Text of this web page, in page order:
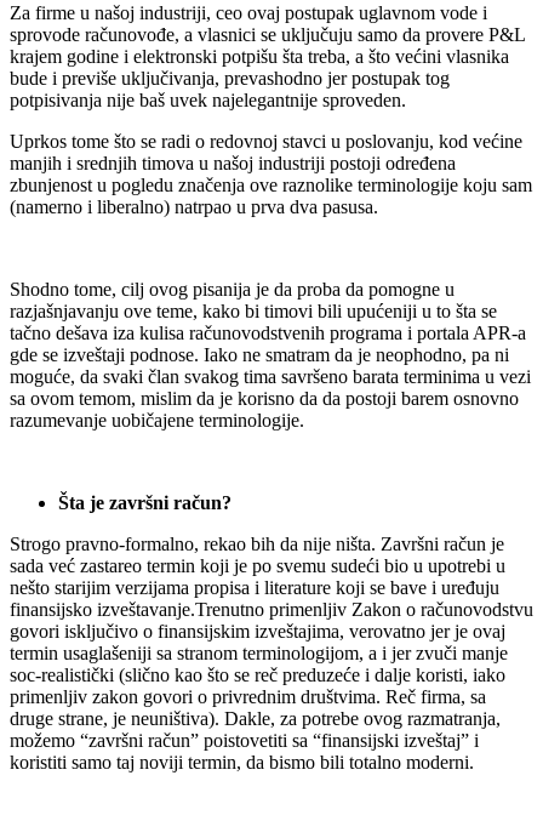
Za firme u našoj industriji, ceo ovaj postupak uglavnom vode i
sprovode računovođe, a vlasnici se uključuju samo da provere P&L
krajem godine i elektronski potpišu šta treba, a što većini vlasnika
bude i previše uključivanja, prevashodno jer postupak tog
potpisivanja nije baš uvek najelegantnije sproveden.
Uprkos tome što se radi o redovnoj stavci u poslovanju, kod većine
manjih i srednjih timova u našoj industriji postoji određena
zbunjenost u pogledu značenja ove raznolike terminologije koju sam
(namerno i liberalno) natrpao u prva dva pasusa.
Shodno tome, cilj ovog pisanija je da proba da pomogne u
razjašnjavanju ove teme, kako bi timovi bili upućeniji u to šta se
tačno dešava iza kulisa računovodstvenih programa i portala APR-a
gde se izveštaji podnose. Iako ne smatram da je neophodno, pa ni
moguće, da svaki član svakog tima savršeno barata terminima u vezi
sa ovom temom, mislim da je korisno da da postoji barem osnovno
razumevanje uobičajene terminologije.
Šta je završni račun?
Strogo pravno-formalno, rekao bih da nije ništa. Završni račun je
sada već zastareo termin koji je po svemu sudeći bio u upotrebi u
nešto starijim verzijama propisa i literature koji se bave i uređuju
finansijsko izveštavanje.Trenutno primenljiv Zakon o računovodstvu
govori isključivo o finansijskim izveštajima, verovatno jer je ovaj
termin usaglašeniji sa stranom terminologijom, a i jer zvuči manje
soc-realistički (slično kao što se reč preduzeće i dalje koristi, iako
primenljiv zakon govori o privrednim društvima. Reč firma, sa
druge strane, je neuništiva). Dakle, za potrebe ovog razmatranja,
možemo “završni račun” poistovetiti sa “finansijski izveštaj” i
koristiti samo taj noviji termin, da bismo bili totalno moderni.